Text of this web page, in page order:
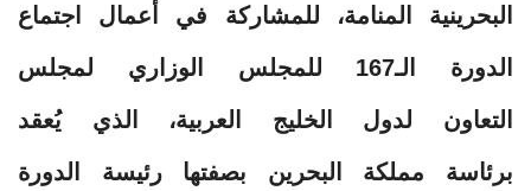
البحرينية المنامة، للمشاركة في أعمال اجتماع
الدورة الـ167 للمجلس الوزاري لمجلس
التعاون لدول الخليج العربية، الذي يُعقد
برئاسة مملكة البحرين بصفتها رئيسة الدورة